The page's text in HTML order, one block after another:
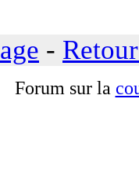
-
Forum sur la